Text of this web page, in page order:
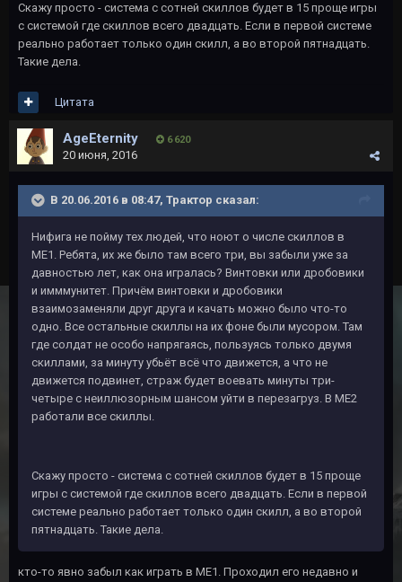
Скажу просто - система с сотней скиллов будет в 15 проще игры
с системой где скиллов всего двадцать. Если в первой системе
реально работает только один скилл, а во второй пятнадцать.
Такие дела.
Цитата
AgeEternity 6 620
20 июня, 2016
В 20.06.2016 в 08:47, Трактор сказал:
Нифига не пойму тех людей, что ноют о числе скиллов в
МЕ1. Ребята, их же было там всего три, вы забыли уже за
давностью лет, как она игралась? Винтовки или дробовики
и имммунитет. Причём винтовки и дробовики
взаимозаменяли друг друга и качать можно было что-то
одно. Все остальные скиллы на их фоне были мусором. Там
где солдат не особо напрягаясь, пользуясь только двумя
скиллами, за минуту убьёт всё что движется, а что не
движется подвинет, страж будет воевать минуты три-
четыре с неиллюзорным шансом уйти в перезагруз. В МЕ2
работали все скиллы.
Скажу просто - система с сотней скиллов будет в 15 проще
игры с системой где скиллов всего двадцать. Если в первой
системе реально работает только один скилл, а во второй
пятнадцать. Такие дела.
кто-то явно забыл как играть в МЕ1. Проходил его недавно и